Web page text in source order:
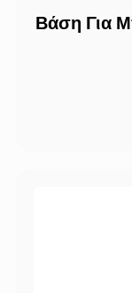
Βάση Για